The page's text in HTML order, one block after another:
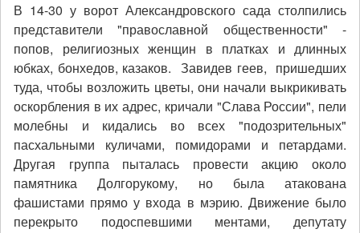
В 14-30 у ворот Александровского сада столпились
представители "православной общественности" -
попов, религиозных женщин в платках и длинных
юбках, бонхедов, казаков. Завидев геев, пришедших
туда, чтобы возложить цветы, они начали выкрикивать
оскорбления в их адрес, кричали "Слава России", пели
молебны и кидались во всех "подозрительных"
пасхальными куличами, помидорами и петардами.
Другая группа пыталась провести акцию около
памятника Долгорукому, но была атакована
фашистами прямо у входа в мэрию. Движение было
перекрыто подоспевшими ментами, депутату